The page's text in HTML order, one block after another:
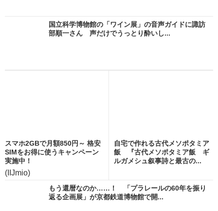
国立科学博物館の「ワイン展」の音声ガイドに諏訪
部順一さん 声だけでうっとり酔いし...
スマホ2GBで月額850円～ 格安
SIMをお得に使うキャンペーン
実施中！
(IIJmio)
自宅で作れる古代メソポタミア
飯 『古代メソポタミア飯 ギ
ルガメシュ叙事詩と最古の...
もう還暦なのか……！ 「プラレールの60年を振り
返る企画展」が京都鉄道博物館で開...